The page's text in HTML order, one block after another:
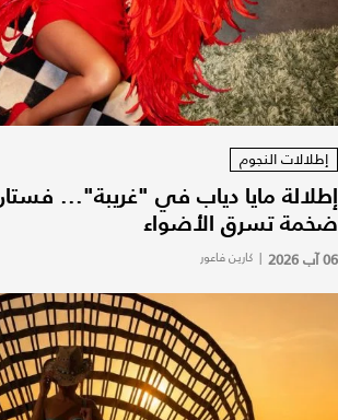
إطلالات النجوم
إطلالة مايا دياب في "غريبة"...
ضخمة تسرق الأضواء
06 آب 2026 | كارين فاعور